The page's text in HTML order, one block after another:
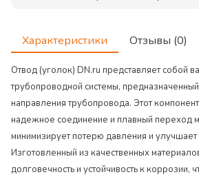
Характеристики Отзывы (0)
Отвод (уголок) DN.ru представляет собой
трубопроводной системы,
направления трубопровода. Этот
надежное соединение и плавный переход
минимизирует потерю давления и улучшает
Изготовленный из качественных
долговечность и устойчивость к коррозии,